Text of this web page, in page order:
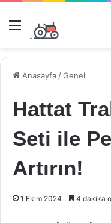
Menü
Anasayfa /Genel
Hattat
Seti ile
Artırın!
1 Ekim 2024 4 dakika